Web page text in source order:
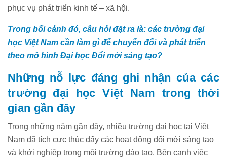
phục vụ phát triển kinh tế – xã hội.
Trong bối cảnh đó, câu hỏi đặt ra là: các trường đại
học Việt Nam cần làm gì để chuyển đổi và phát triển
theo mô hình Đại học Đổi mới sáng tạo?
Những nỗ lực đáng ghi nhận của các
trường đại học Việt Nam trong thời
gian gần đây
Trong những năm gần đây, nhiều trường đại học tại Việt
Nam đã tích cực thúc đẩy các hoạt động đổi mới sáng tạo
và khởi nghiệp trong môi trường đào tạo. Bên cạnh việc